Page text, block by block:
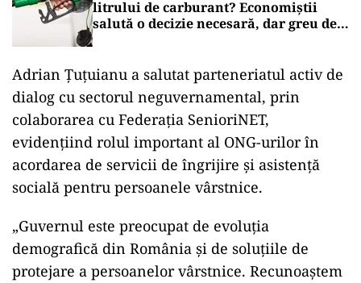
litrului de carburant? Economiștii
salută o decizie necesară, dar greu de
Adrian Ţuţuianu a salutat parteneriatul activ de
dialog cu sectorul neguvernamental, prin
colaborarea cu Federaţia SenioriNET,
evidenţiind rolul important al ONG-urilor în
acordarea de servicii de îngrijire şi asistenţă
socială pentru persoanele vârstnice.
„Guvernul este preocupat de evoluţia
demografică din România şi de soluţiile de
protejare a persoanelor vârstnice. Recunoaştem